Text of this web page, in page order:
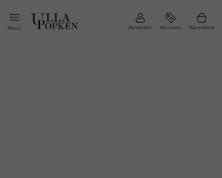
Menü Anmelden Aktionen Warenkorb